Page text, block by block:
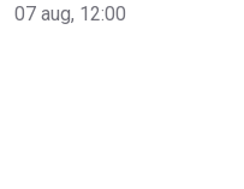
07 aug, 12:00